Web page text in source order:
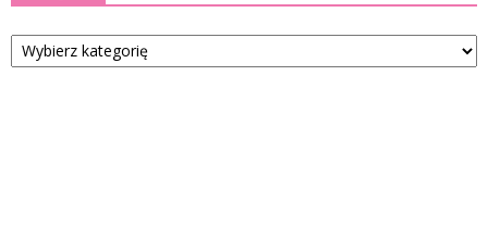
Kategorie